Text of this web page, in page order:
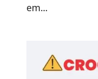
em...